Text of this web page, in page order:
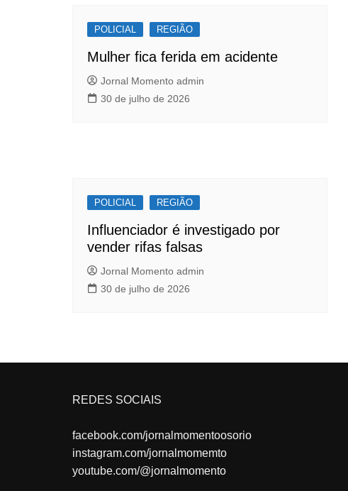
o
o
k
p
p
POLICIAL REGIÃO
Mulher fica ferida em acidente
Jornal Momento admin
30 de julho de 2026
POLICIAL REGIÃO
Influenciador é investigado por
vender rifas falsas
Jornal Momento admin
30 de julho de 2026
REDES SOCIAIS
facebook.com/jornalmomentoosorio
instagram.com/jornalmomemto
youtube.com/@jornalmomento